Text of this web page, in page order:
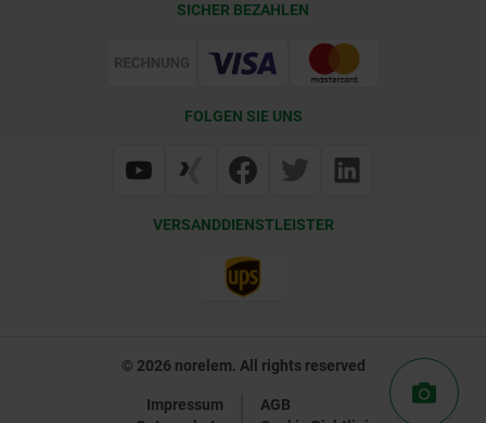
Web Support
SICHER BEZAHLEN
FOLGEN SIE UNS
VERSANDDIENSTLEISTER
© 2026 norelem. All rights reserved
Impressum
AGB